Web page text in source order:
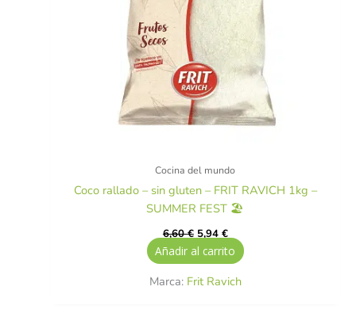
Cocina del mundo
Coco rallado – sin gluten – FRIT RAVICH 1kg –
SUMMER FEST 🏖️
6,60€ 5,94 €
Añadir al carrito
Marca: Frit Ravich